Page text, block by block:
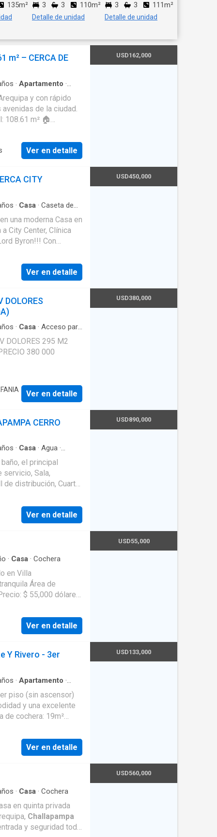
135m² 3 3 110m²
Detalle de unidad
3 3 111m²
Detalle de unidad
m² – CERCA DE
· Apartamento ·
y con rápido
de la ciudad.
✔️ 2 baños completos
iluminados y
crecimiento y alta
Fácil acceso al
Rodeado de
construida
1,450 y USD 1,500
este exclusivo
Ver en detalle
USD162,000
CITY
· Casa · Caseta de
una moderna Casa en
City Center, Clínica
Byron!!! Con
baño social,
Ver en detalle
USD450,000
DOLORES
· Casa · Acceso para
295 M2
Ver en detalle
USD380,000
CERRO
· Casa · Agua ·
el principal
servicio, Sala,
de distribución, Cuarto
para guardar
en línea, Jardín de
Ver en detalle
USD890,000
· Casa · Cochera
en Villa
Área de
Ver en detalle
USD55,000
Y Rivero - 3er
· Apartamento ·
Agua
piso (sin ascensor)
y una excelente
(1 habitación con
baños secundarios •
e Inmobiliaria
Ver en detalle
USD133,000
· Casa · Cochera
en quinta privada
Challapampa
y seguridad todo
USD560,000